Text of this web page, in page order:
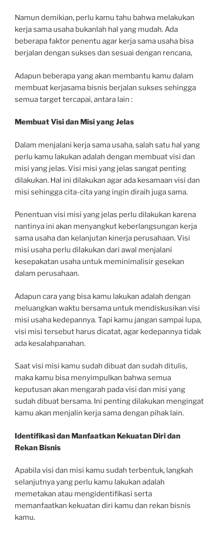
Namun demikian, perlu kamu tahu bahwa melakukan
kerja sama usaha bukanlah hal yang mudah. Ada
beberapa faktor penentu agar kerja sama usaha bisa
berjalan dengan sukses dan sesuai dengan rencana,
Adapun beberapa yang akan membantu kamu dalam
membuat kerjasama bisnis berjalan sukses sehingga
semua target tercapai, antara lain :
Membuat Visi dan Misi yang Jelas
Dalam menjalani kerja sama usaha, salah satu hal yang
perlu kamu lakukan adalah dengan membuat visi dan
misi yang jelas. Visi misi yang jelas sangat penting
dilakukan. Hal ini dilakukan agar ada kesamaan visi dan
misi sehingga cita-cita yang ingin diraih juga sama.
Penentuan visi misi yang jelas perlu dilakukan karena
nantinya ini akan menyangkut keberlangsungan kerja
sama usaha dan kelanjutan kinerja perusahaan. Visi
misi usaha perlu dilakukan dari awal menjalani
kesepakatan usaha untuk meminimalisir gesekan
dalam perusahaan.
Adapun cara yang bisa kamu lakukan adalah dengan
meluangkan waktu bersama untuk mendiskusikan visi
misi usaha kedepannya. Tapi kamu jangan sampai lupa,
visi misi tersebut harus dicatat, agar kedepannya tidak
ada kesalahpanahan.
Saat visi misi kamu sudah dibuat dan sudah ditulis,
maka kamu bisa menyimpulkan bahwa semua
keputusan akan mengarah pada visi dan misi yang
sudah dibuat bersama. Ini penting dilakukan mengingat
kamu akan menjalin kerja sama dengan pihak lain.
Identifikasi dan Manfaatkan Kekuatan Diri dan
Rekan Bisnis
Apabila visi dan misi kamu sudah terbentuk, langkah
selanjutnya yang perlu kamu lakukan adalah
memetakan atau mengidentifikasi serta
memanfaatkan kekuatan diri kamu dan rekan bisnis
kamu.